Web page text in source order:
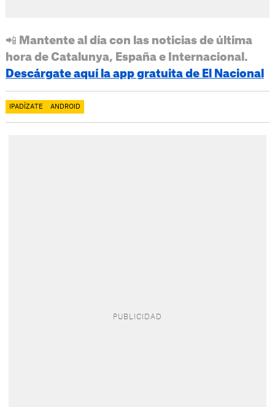
📲 Mantente al día con las noticias de última
hora de Catalunya, España e Internacional.
Descárgate aquí la app gratuita de El Nacional
IPADÍZATE ANDROID